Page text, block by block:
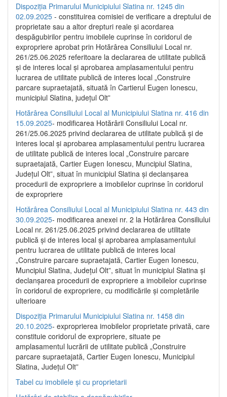
Dispoziția Primarului Municipiului Slatina nr. 1245 din
02.09.2025 - constituirea comisiei de verificare a dreptului de
proprietate sau a altor drepturi reale și acordarea
despăgubirilor pentru imobilele cuprinse în coridorul de
expropriere aprobat prin Hotărârea Consiliului Local nr.
261/25.06.2025 referitoare la declararea de utilitate publică
și de interes local și aprobarea amplasamentului pentru
lucrarea de utilitate publică de interes local „Construire
parcare supraetajată, situată în Cartierul Eugen Ionescu,
municipiul Slatina, județul Olt”
Hotărârea Consiliului Local al Municipiului Slatina nr. 416 din
15.09.2025- modificarea Hotărârii Consiliului Local nr.
261/25.06.2025 privind declararea de utilitate publică și de
interes local și aprobarea amplasamentului pentru lucrarea
de utilitate publică de interes local „Construire parcare
supraetajată, Cartier Eugen Ionescu, Muncipiul Slatina,
Județul Olt”, situat în municipiul Slatina și declanșarea
procedurii de expropriere a imobilelor cuprinse în coridorul
de expropriere
Hotărârea Consiliului Local al Municipiului Slatina nr. 443 din
30.09.2025- modificarea anexei nr. 2 la Hotărârea Consiliului
Local nr. 261/25.06.2025 privind declararea de utilitate
publică şi de interes local şi aprobarea amplasamentului
pentru lucrarea de utilitate publică de interes local
„Construire parcare supraetajată, Cartier Eugen Ionescu,
Muncipiul Slatina, Judeţul Olt”, situat în municipiul Slatina şi
declanşarea procedurii de expropriere a imobilelor cuprinse
în coridorul de expropriere, cu modificările şi completările
ulterioare
Dispoziția Primarului Municipiului Slatina nr. 1458 din
20.10.2025- exproprierea imobilelor proprietate privată, care
constituie coridorul de expropriere, situate pe
amplasamentul lucrării de utilitate publică „Construire
parcare supraetajată, Cartier Eugen Ionescu, Municipiul
Slatina, Județul Olt”
Tabel cu imobilele și cu proprietarii